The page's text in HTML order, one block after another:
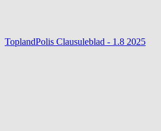
ToplandPolis Clausuleblad - 1.8 2025